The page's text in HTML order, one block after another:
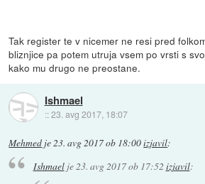
Tak register te v nicemer ne resi pred
bliznjice pa potem utruja vsem po vrsti s
kako mu drugo ne preostane.
Ishmael
::23. avg 2017, 18:07
Mehmed je 23. avg 2017 ob 18:00izjavil:
Ishmaelje23. avg 2017 ob 17:52 izjavil: